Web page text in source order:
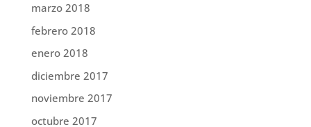
marzo 2018
febrero 2018
enero 2018
diciembre 2017
noviembre 2017
octubre 2017